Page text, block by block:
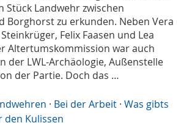
Stück Landwehr zwischen
Borghorst zu erkunden. Neben Vera
Felix Faasen und Lea
Altertumskommission war auch
der LWL-Archäologie, Außenstelle
der Partie. Doch das …
· Bei der Arbeit · Was gibts
den Kulissen